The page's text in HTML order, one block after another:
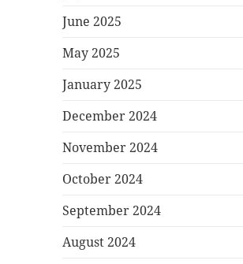
June 2025
May 2025
January 2025
December 2024
November 2024
October 2024
September 2024
August 2024